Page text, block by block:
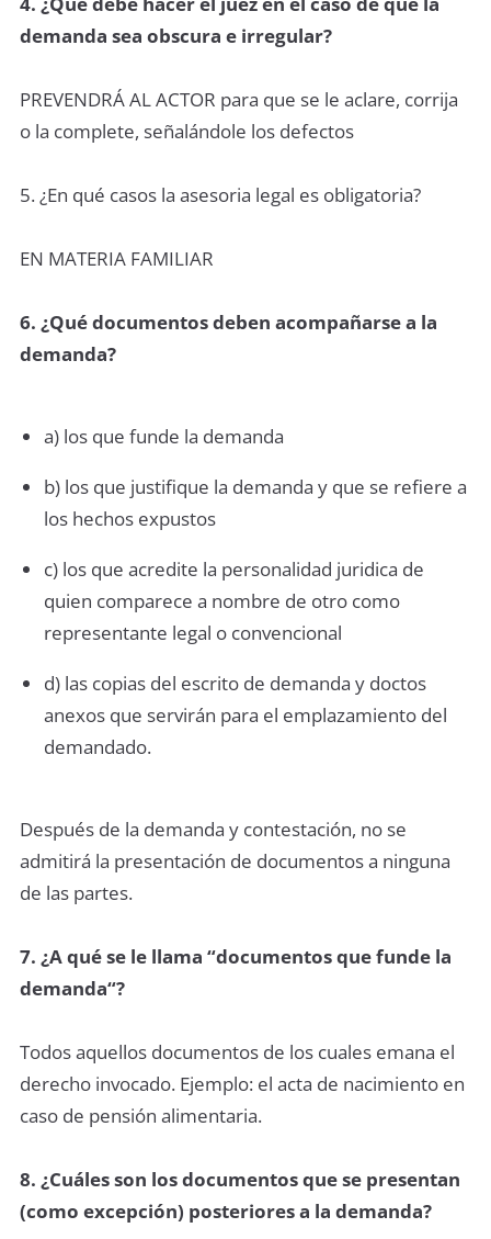
demanda sea obscura e irregular?
PREVENDRÁ AL ACTOR para que se le aclare, corrija
o la complete, señalándole los defectos
5. ¿En qué casos la asesoria legal es obligatoria?
EN MATERIA FAMILIAR
6. ¿Qué documentos deben acompañarse a la
demanda?
a) los que funde la demanda
b) los que justifique la demanda y que se refiere a
los hechos expustos
c) los que acredite la personalidad juridica de
quien comparece a nombre de otro como
representante legal o convencional
d) las copias del escrito de demanda y doctos
anexos que servirán para el emplazamiento del
demandado.
Después de la demanda y contestación, no se
admitirá la presentación de documentos a ninguna
de las partes.
7. ¿A qué se le llama “documentos que funde la
demanda“?
Todos aquellos documentos de los cuales emana el
derecho invocado. Ejemplo: el acta de nacimiento en
caso de pensión alimentaria.
8. ¿Cuáles son los documentos que se presentan
(como excepción) posteriores a la demanda?